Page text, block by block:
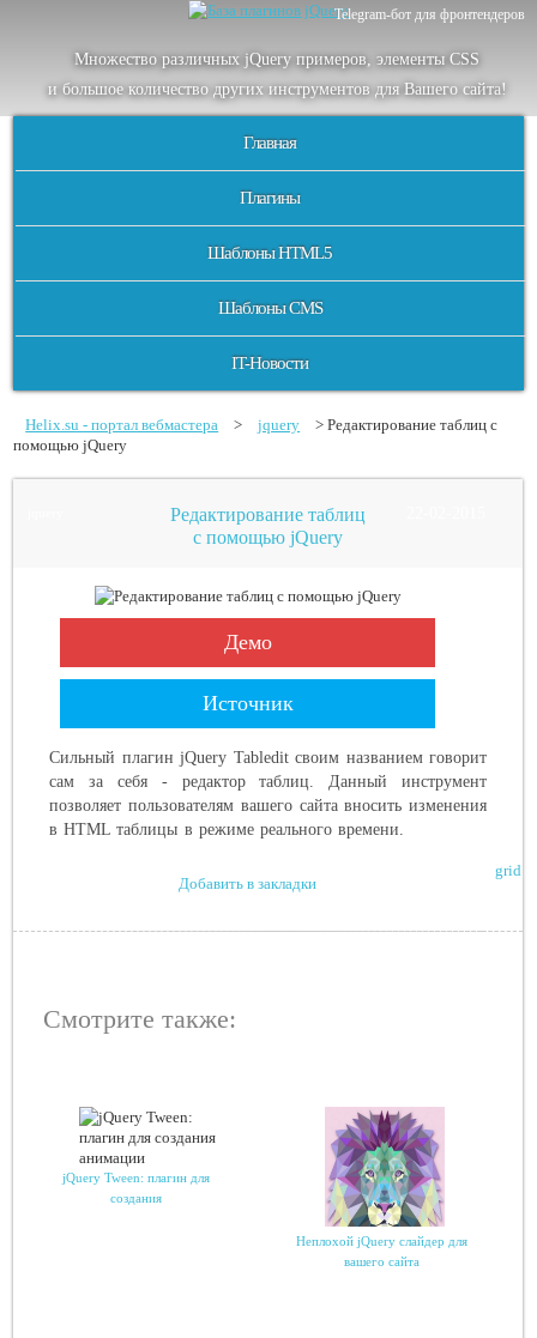
Telegram-бот для фронтендеров
Множество различных jQuery примеров, элементы CSS
и большое количество других инструментов для Вашего сайта!
Главная
Плагины
Шаблоны HTML5
Шаблоны CMS
IT-Новости
Helix.su - портал вебмастера > jquery
> Редактирование таблиц с
помощью jQuery
Редактирование таблиц
с помощью jQuery
Демо
Источник
Сильный плагин jQuery Tabledit своим названием говорит
сам за себя - редактор таблиц. Данный инструмент
позволяет пользователям вашего сайта вносить изменения
в HTML таблицы в режиме реального времени.
Добавить в закладки
grid
Смотрите также:
jQuery Tween: плагин для
создания
Неплохой jQuery слайдер для
вашего сайта